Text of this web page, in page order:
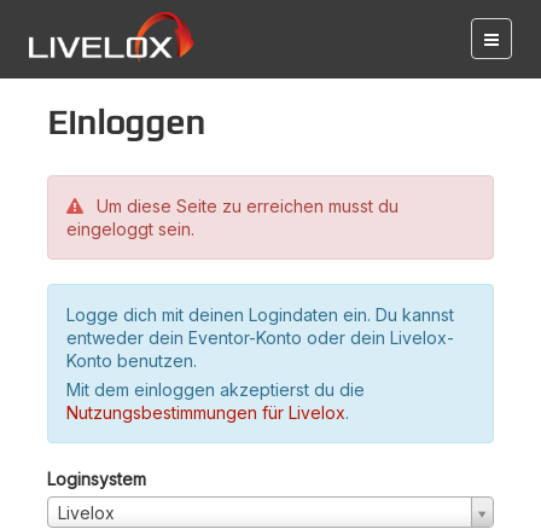
Einloggen
Um diese Seite zu erreichen musst du
eingeloggt sein.
Logge dich mit deinen Logindaten ein. Du kannst
entweder dein Eventor-Konto oder dein Livelox-
Konto benutzen.
Mit dem einloggen akzeptierst du die
Nutzungsbestimmungen für Livelox.
Loginsystem
Livelox